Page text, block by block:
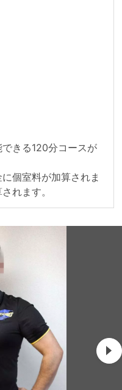
きる120分コースが
個室料が加算されま
れます。